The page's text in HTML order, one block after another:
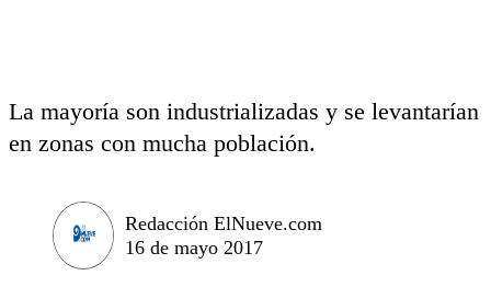
La mayoría son industrializadas y se levantarían
en zonas con mucha población.
Redacción ElNueve.com
16 de mayo 2017